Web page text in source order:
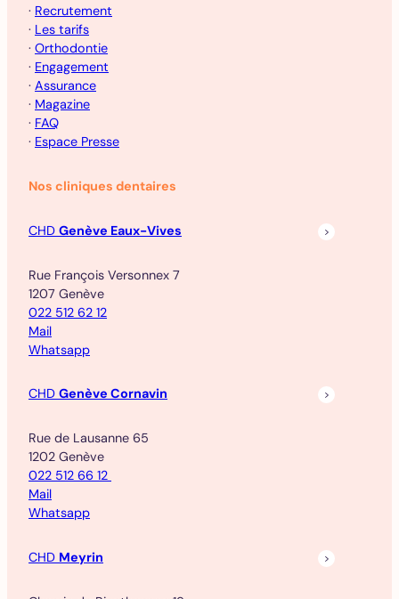
· Recrutement
· Les tarifs
· Orthodontie
· Engagement
· Assurance
· Magazine
· FAQ
· Espace Presse
Nos cliniques dentaires
CHD Genève Eaux-Vives
Rue François Versonnex 7
1207 Genève
022 512 62 12
Mail
Whatsapp
CHD Genève Cornavin
Rue de Lausanne 65
1202 Genève
022 512 66 12
Mail
Whatsapp
CHD Meyrin